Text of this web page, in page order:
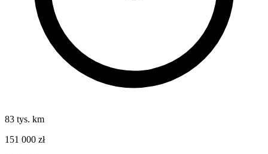
83 tys. km
151 000 zł